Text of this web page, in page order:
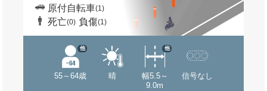
原付自転車(1)
死亡(0) 負傷(1)
55～64歳
他
晴
幅5.5～
9.0m
他
信号なし